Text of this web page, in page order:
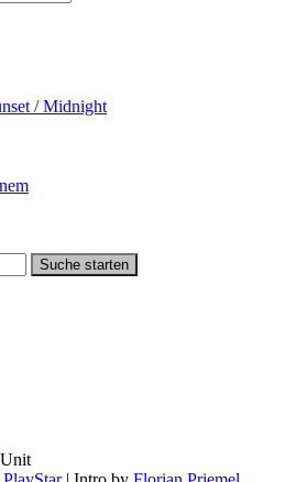
/ Midnight
Suche starten